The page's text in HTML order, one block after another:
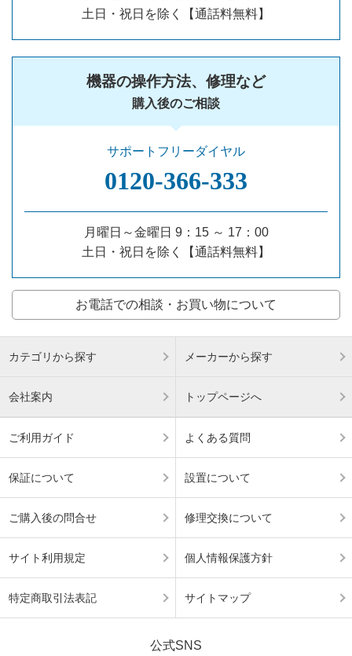
土日・祝日を除く【通話料無料】
機器の操作方法、修理など
購入後のご相談
サポートフリーダイヤル
0120‐366‐333
月曜日～金曜日 9：15 ～ 17：00
土日・祝日を除く【通話料無料】
お電話での相談・お買い物について
カテゴリから探す メーカーから探す
会社案内 トップページへ
ご利用ガイド よくある質問
保証について 設置について
ご購入後の問合せ 修理交換について
サイト利用規定 個人情報保護方針
特定商取引法表記 サイトマップ
公式SNS